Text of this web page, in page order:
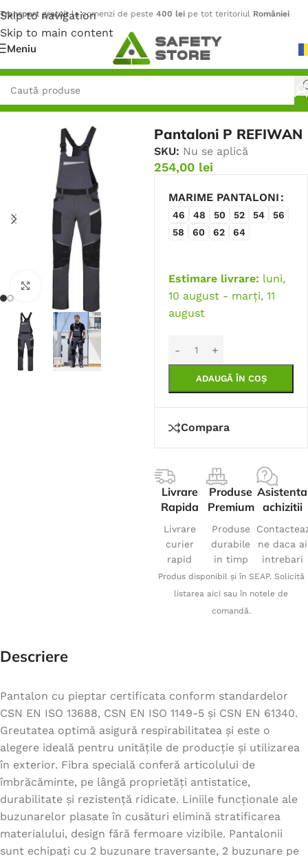
Skip to navigation
Skip to main content
Transport gratuitla comenzi de peste 400 lei pe tot teritoriul României
Meniu
Prima pagină/Outdoor
Faceți click pentru a mări
Pantaloni P REFIWAN
SKU: Nu se aplică
254,00 lei
MARIME PANTALONI
46 48 50 52 54
56
58
60 62 64
Estimare livrare: luni,
10 august - marți, 11
august
ADAUGĂ ÎN COȘ
Compara
Livrare
Rapida
Livrare
curier
rapid
Produse
Premium
Produse
durabile
in timp
Asistenta
achizitii
ne daca ai
intrebari
Produs disponibil și în SEAP. Solicită
listarea aici sau în notele de
comandă.
Descriere
Pantalon cu pieptar certificata conform standardelor
CSN EN ISO 13688, CSN EN ISO 1149-5 și CSN EN 61340.
Greutatea optimă asigură respirabilitatea și este o
alegere ideală pentru unitățile de producție și utilizarea
în exterior. Fibra specială conferă articolului de
îmbrăcăminte, pe lângă proprietăți antistatice,
durabilitate și rezistență ridicate. Liniile funcționale ale
buzunarelor plasate în cusături elimină stratificarea
materialului, design fără fermoare vizibile. Pantalonii
sunt echipați cu 2 buzunare traversante, 2 buzunare pe